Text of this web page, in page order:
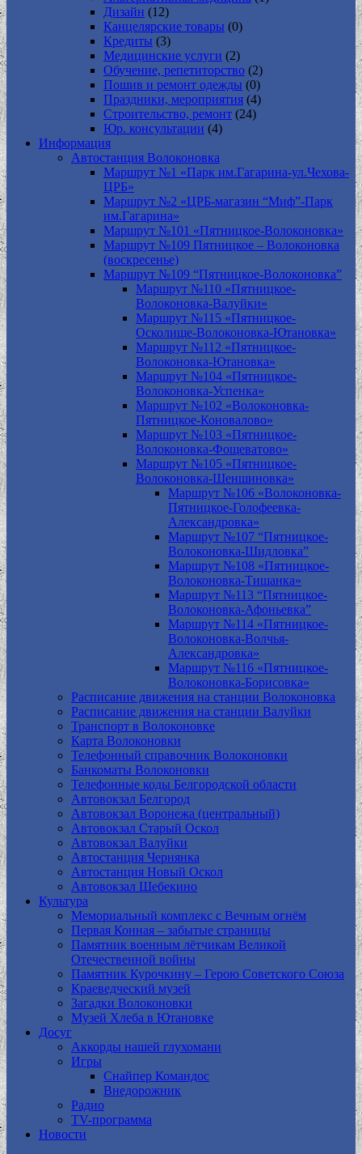
Дизайн (12)
Канцелярские товары (0)
Кредиты (3)
Медицинские услуги (2)
Обучение, репетиторство (2)
Пошив и ремонт одежды (0)
Праздники, мероприятия (4)
Строительство, ремонт (24)
Юр. консультации (4)
Информация
Автостанция Волоконовка
Маршрут №1 «Парк им.Гагарина-ул.Чехова-
ЦРБ»
Маршрут №2 «ЦРБ-магазин “Миф”-Парк
им.Гагарина»
Маршрут №101 «Пятницкое-Волоконовка»
Маршрут №109 Пятницкое – Волоконовка
(воскресенье)
Маршрут №109 “Пятницкое-Волоконовка”
Маршрут №110 «Пятницкое-
Волоконовка-Валуйки»
Маршрут №115 «Пятницкое-
Осколище-Волоконовка-Ютановка»
Маршрут №112 «Пятницкое-
Волоконовка-Ютановка»
Маршрут №104 «Пятницкое-
Волоконовка-Успенка»
Маршрут №102 «Волоконовка-
Пятницкое-Коновалово»
Маршрут №103 «Пятницкое-
Волоконовка-Фощеватово»
Маршрут №105 «Пятницкое-
Волоконовка-Шеншиновка»
Маршрут №106 «Волоконовка-
Пятницкое-Голофеевка-
Александровка»
Маршрут №107 “Пятницкое-
Волоконовка-Шидловка”
Маршрут №108 «Пятницкое-
Волоконовка-Тишанка»
Маршрут №113 “Пятницкое-
Волоконовка-Афоньевка”
Маршрут №114 «Пятницкое-
Волоконовка-Волчья-
Александровка»
Маршрут №116 «Пятницкое-
Волоконовка-Борисовка»
Расписание движения на станции Волоконовка
Расписание движения на станции Валуйки
Транспорт в Волоконовке
Карта Волоконовки
Телефонный справочник Волоконовки
Банкоматы Волоконовки
Телефонные коды Белгородской области
Автовокзал Белгород
Автовокзал Воронежа (центральный)
Автовокзал Старый Оскол
Автовокзал Валуйки
Автостанция Чернянка
Автостанция Новый Оскол
Автовокзал Шебекино
Культура
Мемориальный комплекс с Вечным огнём
Первая Конная – забытые страницы
Памятник военным лётчикам Великой
Отечественной войны
Памятник Курочкину – Герою Советского Союза
Краеведческий музей
Загадки Волоконовки
Музей Хлеба в Ютановке
Досуг
Аккорды нашей глухомани
Игры
Снайпер Командос
Внедорожник
Радио
TV-программа
Новости